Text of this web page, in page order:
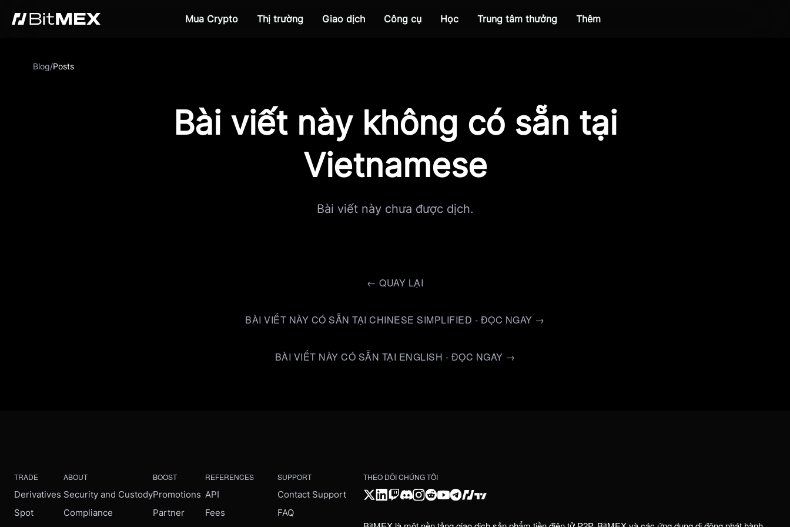
Mua Crypto Thị trường Giao dịch Công cụ Học Trung tâm thưởng Thêm
Blog/Posts
Bài viết này không có sẵn tại
Vietnamese
Bài viết này chưa được dịch.
← QUAY LẠI
BÀI VIẾT NÀY CÓ SẴN TẠI CHINESE SIMPLIFIED - ĐỌC NGAY →
BÀI VIẾT NÀY CÓ SẴN TẠI ENGLISH - ĐỌC NGAY →
TRADE
Derivatives
Spot
ABOUT
Security and Custody
Compliance
BOOST
Promotions
Partner
REFERENCES
API
Fees
SUPPORT
Contact Support
FAQ
THEO DÕI CHÚNG TÔI